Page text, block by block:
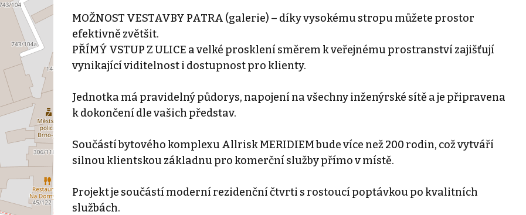
MOŽNOST VESTAVBY PATRA (galerie) – díky vysokému stropu můžete prostor
efektivně zvětšit.
PŘÍMÝ VSTUP Z ULICE a velké prosklení směrem k veřejnému prostranství zajišťují
vynikající viditelnost i dostupnost pro klienty.
Jednotka má pravidelný půdorys, napojení na všechny inženýrské sítě a je připravena
k dokončení dle vašich představ.
Součástí bytového komplexu Allrisk MERIDIEM bude více než 200 rodin, což vytváří
silnou klientskou základnu pro komerční služby přímo v místě.
Projekt je součástí moderní rezidenční čtvrti s rostoucí poptávkou po kvalitních
službách.